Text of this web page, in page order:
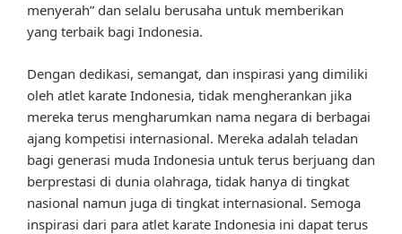
menyerah” dan selalu berusaha untuk memberikan
yang terbaik bagi Indonesia.
Dengan dedikasi, semangat, dan inspirasi yang dimiliki
oleh atlet karate Indonesia, tidak mengherankan jika
mereka terus mengharumkan nama negara di berbagai
ajang kompetisi internasional. Mereka adalah teladan
bagi generasi muda Indonesia untuk terus berjuang dan
berprestasi di dunia olahraga, tidak hanya di tingkat
nasional namun juga di tingkat internasional. Semoga
inspirasi dari para atlet karate Indonesia ini dapat terus